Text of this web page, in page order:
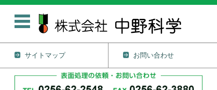
サイトマップ お問い合わせ